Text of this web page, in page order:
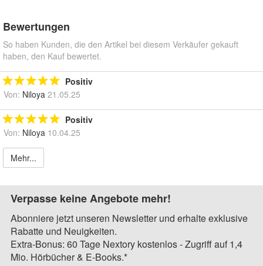
Bewertungen
So haben Kunden, die den Artikel bei diesem Verkäufer gekauft
haben, den Kauf bewertet.
Positiv
Von: Niloya 21.05.25
Positiv
Von: Niloya 10.04.25
Mehr...
Verpasse keine Angebote mehr!
Abonniere jetzt unseren Newsletter und erhalte exklusive
Rabatte und Neuigkeiten.
Extra-Bonus: 60 Tage Nextory kostenlos - Zugriff auf 1,4
Mio. Hörbücher & E-Books.*